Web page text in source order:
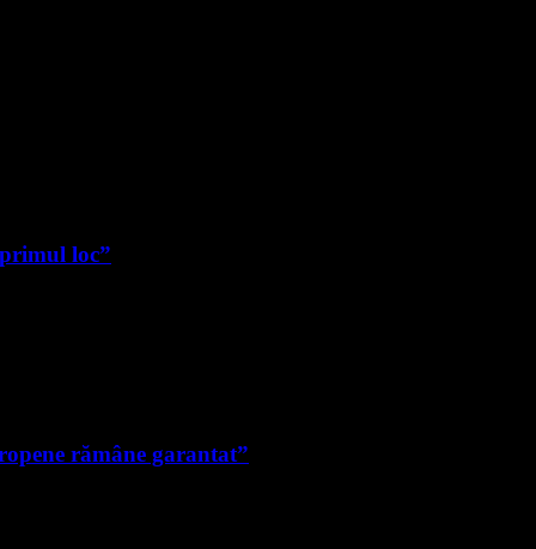
loc”
rămâne garantat”